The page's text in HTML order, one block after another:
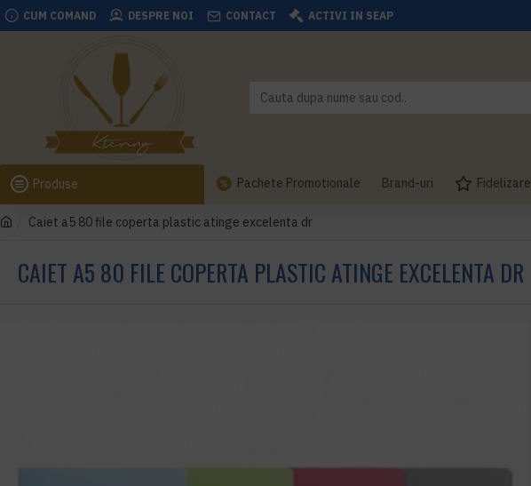
CUM COMAND DESPRE NOI CONTACT ACTIVI IN SEAP
Produse Pachete Promotionale Brand-uri Fidelizare
Caiet a5 80 file coperta plastic atinge excelenta dr
CAIET A5 80 FILE COPERTA PLASTIC ATINGE EXCELENTA DR